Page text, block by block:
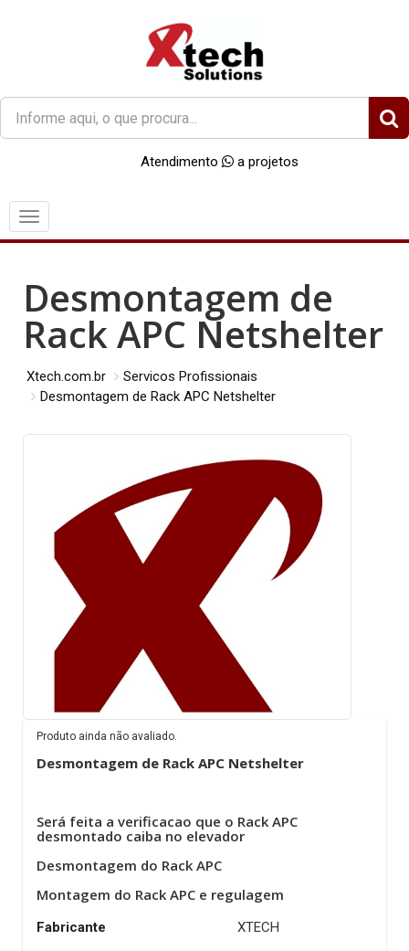
O
que
você
Atendimento a projetos
Menu
Desmontagem de
Rack APC Netshelter
Xtech.com.br
Servicos Profissionais
Desmontagem de Rack APC Netshelter
Produto ainda não avaliado.
Desmontagem de Rack APC Netshelter
Será feita a verificacao que o Rack APC
desmontado caiba no elevador
Desmontagem do Rack APC
Montagem do Rack APC e regulagem
Fabricante XTECH